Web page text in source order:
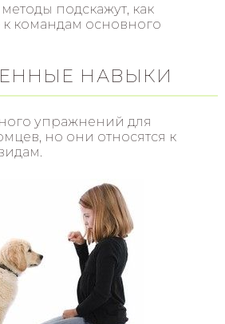
подскажут, как
к командам основного
НАВЫКИ
упражнений для
но они относятся к